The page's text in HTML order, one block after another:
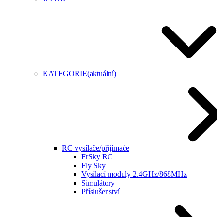
KATEGORIE(aktuální)
RC vysílače/přijímače
FrSky RC
Fly Sky
Vysílací moduly 2.4GHz/868MHz
Simulátory
Příslušenství